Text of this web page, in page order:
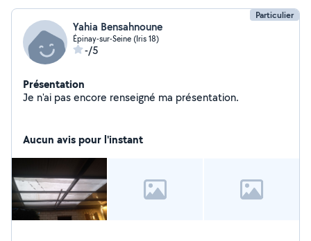
Particulier
Yahia Bensahnoune
Épinay-sur-Seine (Iris 18)
-/5
Présentation
Je n'ai pas encore renseigné ma présentation.
Aucun avis pour l'instant